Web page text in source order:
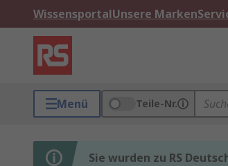
WissensportalUnsere Marken
Menü Teile-Nr.
Sie wurden zu RS